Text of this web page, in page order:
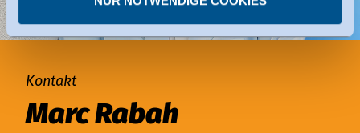
Sie können erteilte Einwilligungen jederzeit
widerrufen.
Kontakt
Marc Rabah